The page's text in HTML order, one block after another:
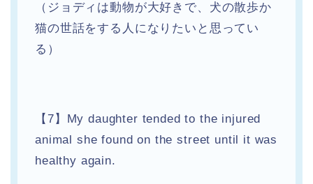
（ジョディは動物が大好きで、犬の散歩か
猫の世話をする人になりたいと思ってい
る）
【7】My daughter tended to the injured
animal she found on the street until it was
healthy again.